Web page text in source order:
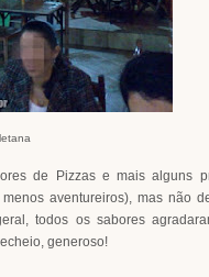
de Pizzas e mais alguns
aventureiros), mas não
todos os sabores
generoso!